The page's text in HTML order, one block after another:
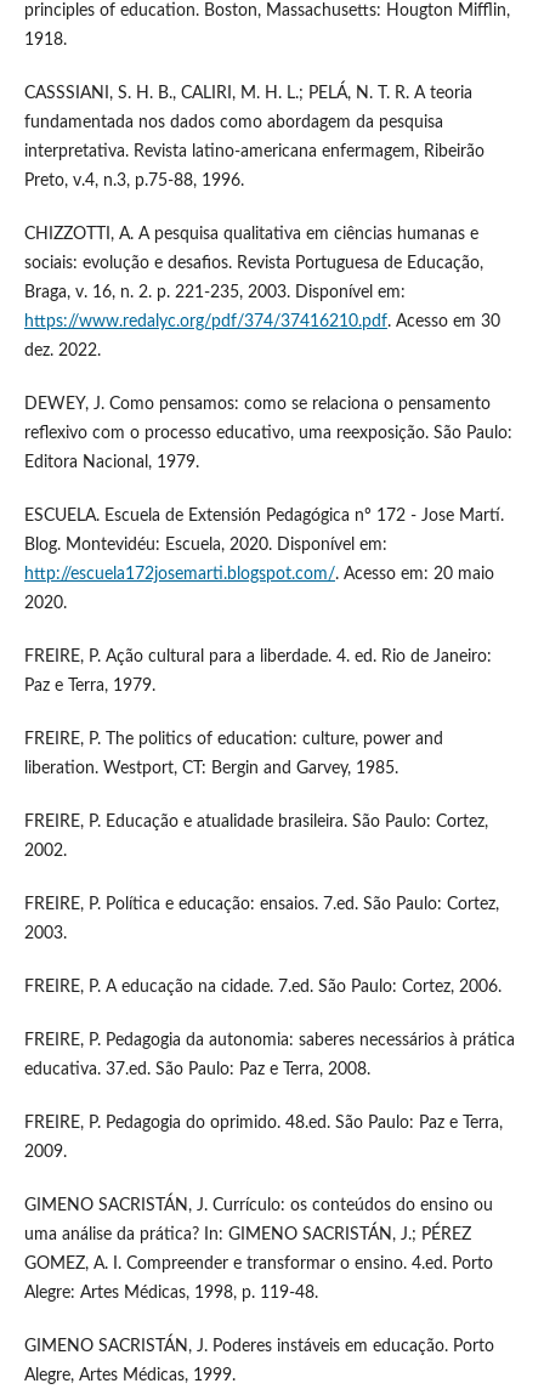
principles of education. Boston, Massachusetts: Hougton Mifflin,
1918.
CASSSIANI, S. H. B., CALIRI, M. H. L.; PELÁ, N. T. R. A teoria
fundamentada nos dados como abordagem da pesquisa
interpretativa. Revista latino-americana enfermagem, Ribeirão
Preto, v.4, n.3, p.75-88, 1996.
CHIZZOTTI, A. A pesquisa qualitativa em ciências humanas e
sociais: evolução e desafios. Revista Portuguesa de Educação,
Braga, v. 16, n. 2. p. 221-235, 2003. Disponível em:
https://www.redalyc.org/pdf/374/37416210.pdf. Acesso em 30
dez. 2022.
DEWEY, J. Como pensamos: como se relaciona o pensamento
reflexivo com o processo educativo, uma reexposição. São Paulo:
Editora Nacional, 1979.
ESCUELA. Escuela de Extensión Pedagógica nº 172 - Jose Martí.
Blog. Montevidéu: Escuela, 2020. Disponível em:
http://escuela172josemarti.blogspot.com/. Acesso em: 20 maio
2020.
FREIRE, P. Ação cultural para a liberdade. 4. ed. Rio de Janeiro:
Paz e Terra, 1979.
FREIRE, P. The politics of education: culture, power and
liberation. Westport, CT: Bergin and Garvey, 1985.
FREIRE, P. Educação e atualidade brasileira. São Paulo: Cortez,
2002.
FREIRE, P. Política e educação: ensaios. 7.ed. São Paulo: Cortez,
2003.
FREIRE, P. A educação na cidade. 7.ed. São Paulo: Cortez, 2006.
FREIRE, P. Pedagogia da autonomia: saberes necessários à prática
educativa. 37.ed. São Paulo: Paz e Terra, 2008.
FREIRE, P. Pedagogia do oprimido. 48.ed. São Paulo: Paz e Terra,
2009.
GIMENO SACRISTÁN, J. Currículo: os conteúdos do ensino ou
uma análise da prática? In: GIMENO SACRISTÁN, J.; PÉREZ
GOMEZ, A. I. Compreender e transformar o ensino. 4.ed. Porto
Alegre: Artes Médicas, 1998, p. 119-48.
GIMENO SACRISTÁN, J. Poderes instáveis em educação. Porto
Alegre, Artes Médicas, 1999.